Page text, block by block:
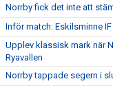
Norrby fick det inte att
Inför match: Eskilsminne
Upplev klassisk mark när
Ryavallen
Norrby tappade segern i